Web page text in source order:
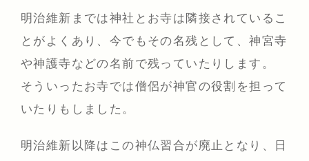
明治維新までは神社とお寺は隣接されているこ
とがよくあり、今でもその名残として、神宮寺
や神護寺などの名前で残っていたりします。
そういったお寺では僧侶が神官の役割を担って
いたりもしました。
明治維新以降はこの神仏習合が廃止となり、日